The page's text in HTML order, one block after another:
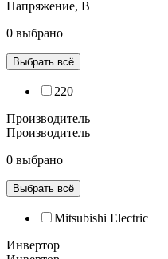
Напряжение, В
0 выбрано
Выбрать всё
220
Производитель
Производитель
0 выбрано
Выбрать всё
Mitsubishi Electric
Инвертор